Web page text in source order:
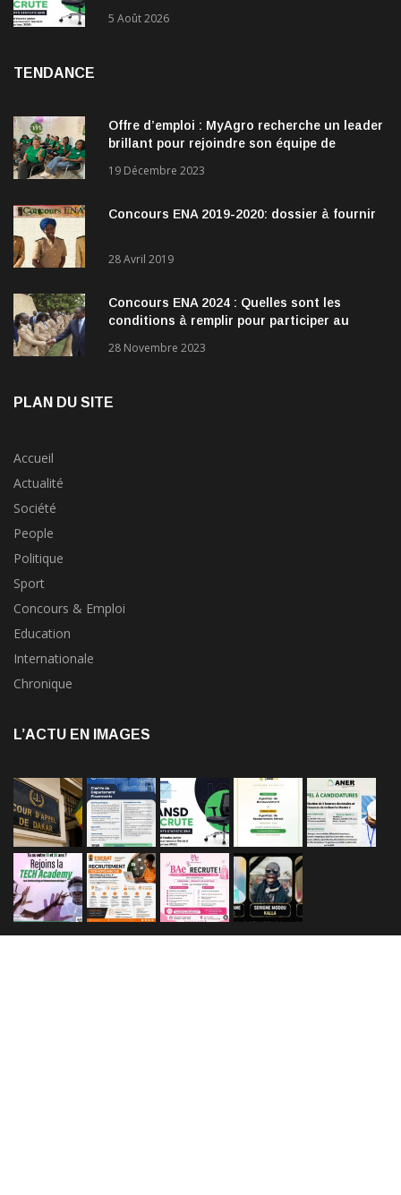
5 Août 2026
TENDANCE
Offre d’emploi : MyAgro recherche un leader
brillant pour rejoindre son équipe de
19 Décembre 2023
Concours ENA 2019-2020: dossier à fournir
28 Avril 2019
Concours ENA 2024 : Quelles sont les
conditions à remplir pour participer au
28 Novembre 2023
PLAN DU SITE
Accueil
Actualité
Société
People
Politique
Sport
Concours & Emploi
Education
Internationale
Chronique
L’ACTU EN IMAGES